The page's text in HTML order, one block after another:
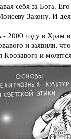
себя за Бога.
Закону. И
2000 году в Храм
и заявили,
и
придумали Иуды!